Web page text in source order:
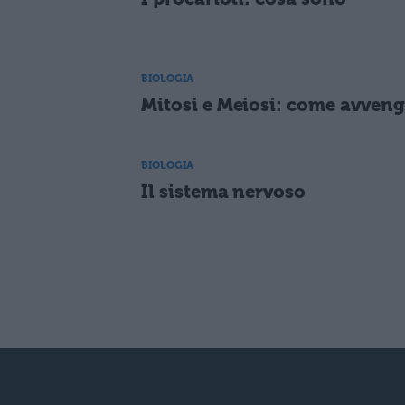
BIOLOGIA
Mitosi e Meiosi: come
BIOLOGIA
Il sistema nervoso